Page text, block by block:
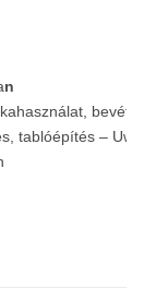
n
bevétel
tablóépítés – Uwe